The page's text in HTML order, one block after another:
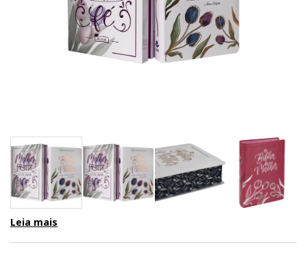
Leia mais